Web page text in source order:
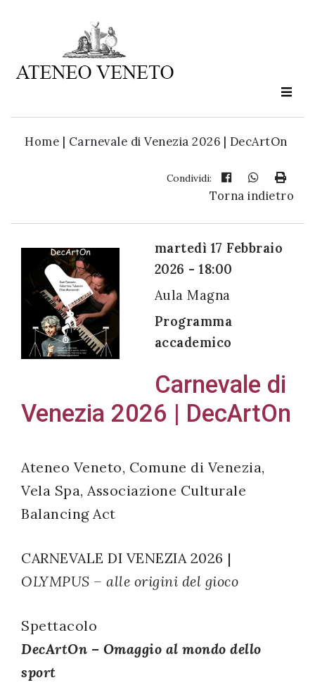
Home | Carnevale di Venezia 2026 | DecArtOn
Condividi:
Torna indietro
martedì 17 Febbraio
2026 - 18:00
Aula Magna
Programma
accademico
Carnevale di
Venezia 2026 | DecArtOn
Ateneo Veneto, Comune di Venezia,
Vela Spa, Associazione Culturale
Balancing Act
CARNEVALE DI VENEZIA 2026 |
OLYMPUS – alle origini del gioco
Spettacolo
DecArtOn – Omaggio al mondo dello
sport
Ateneo
è
cultura
newsletter:
all'uso dei
accordo
con il
decreto
196/03
avvenuta con
successo!